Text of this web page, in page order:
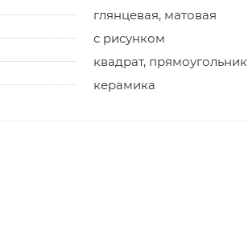
глянцевая, матовая
с рисунком
квадрат, прямоугольник
керамика